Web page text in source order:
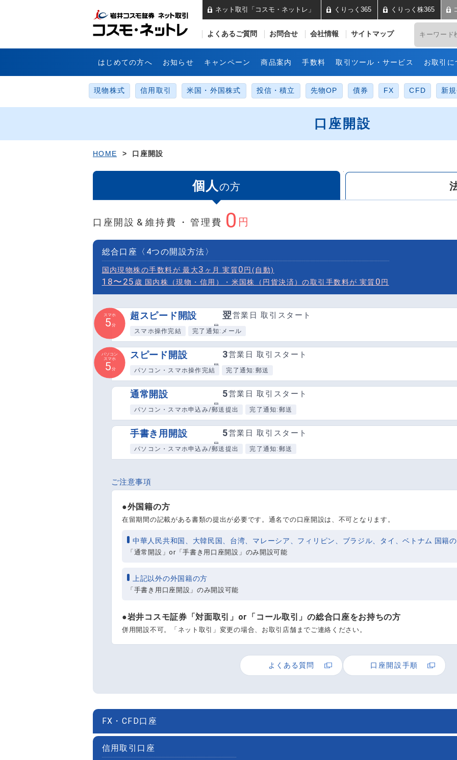
岩井コスモ証券 ネット取引「コス
よくあるご質問 お問合せ 会社情報 サイトマップ
ネット取引「コスモ・ネットレ」 くりっく365 くりっく株365
はじめての方へ お知らせ キャンペーン 商品案内 手数料 取引ツール・サービス お取引に
現物株式 信用取引 米国・外国株式 投信・積立 先物OP 債券 FX CFD 新
口座開設
HOME > 口座開設
個人の方
口座開設 & 維持費 ・ 管理費 0 円
総合口座 〈 4つの開設方法〉
国内現物株の手数料が 最大3 ヶ月 実質0円(自動)
18〜25 歳 国内株（現物・信用）・米国株（円貨決済）の取引手数料が 実質0円
スマホ
5 分
超スピード開設 翌営業日 取引スタート
スマホ操作完結 完了通知:メール
パソコン
スマホ
5 分
スピード開設 3営業日 取引スタート
パソコン・スマホ操作完結 完了通知:郵送
オンライン 口座開設
通常開設 5営業日 取引スタート
パソコン・スマホ申込み/郵送提出 完了通知:郵送
手書き用開設 5営業日 取引スタート
パソコン・スマホ申込み/郵送提出 完了通知:郵送
ご注意事項
●外国籍の方
在留期間の記載がある書類の提出が必要です。通名での口座開設は、不可となります。
中華人民共和国、大韓民国、台湾、マレーシア、フィリピン、ブラジル、タイ、ベトナム 国籍
「通常開設」or「手書き用口座開設」のみ開設可能
上記以外の外国籍の方
「手書き用口座開設」のみ開設可能
●岩井コスモ証券「対面取引」or「コール取引」の総合口座をお持ちの方
併用開設不可。「ネット取引」変更の場合、お取引店舗までご連絡ください。
よくある質問 口座開設手順
FX・CFD口座
信用取引口座